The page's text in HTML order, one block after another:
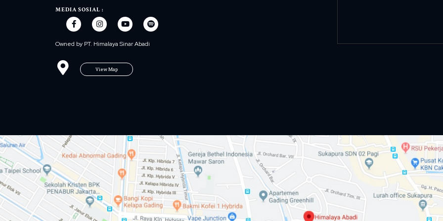
MEDIA SOSIAL :
Owned by PT. Himalaya Sinar Abadi
View Map